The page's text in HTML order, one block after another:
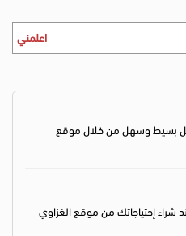
اعلمني
بسيط وسهل من خلال موقع
شراء إحتياجاتك من موقع الغزاوي